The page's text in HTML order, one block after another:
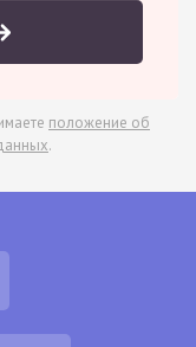
положение об
.